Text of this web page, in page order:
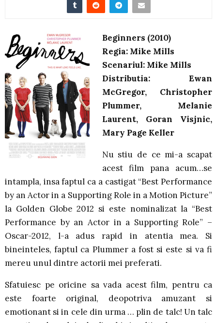
Beginners (2010)
Regia: Mike Mills
Scenariul: Mike Mills
Distributia: Ewan
McGregor, Christopher
Plummer, Melanie
Laurent, Goran Visjnic,
Mary Page Keller
Nu stiu de ce mi-a scapat
acest film pana acum…se
intampla, insa faptul ca a castigat “Best Performance
by an Actor in a Supporting Role in a Motion Picture”
la Golden Globe 2012 si este nominalizat la “Best
Performance by an Actor in a Supporting Role” –
Oscar-2012, l-a adus rapid in atentia mea. Si
bineinteles, faptul ca Plummer a fost si este si va fi
mereu unul dintre actorii mei preferati.
Sfatuiesc pe oricine sa vada acest film, pentru ca
este foarte original, deopotriva amuzant si
emotionant si in cele din urma … plin de talc! Un talc